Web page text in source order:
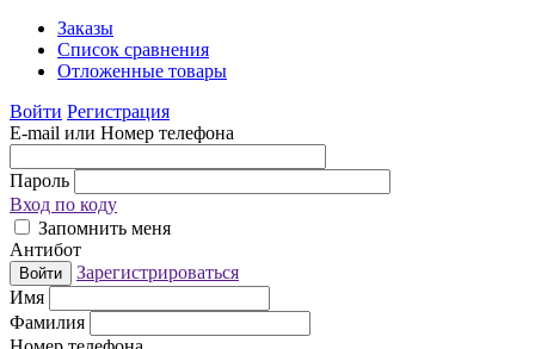
Заказы
Список сравнения
Отложенные товары
Войти Регистрация
E-mail или Номер телефона
Пароль
Вход по коду
Запомнить меня
Антибот
Войти
Зарегистрироваться
Имя
Фамилия